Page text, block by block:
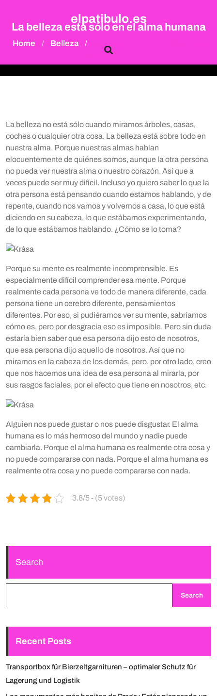
content
elpatibulo.es
La belleza está sólo en el alma humana
Home / Belleza /
La Belleza Está Sólo En El Alma
Humana
La belleza no está sólo cuando miramos árboles, casas,
coches o cualquier otra cosa. La belleza está sobre todo en
nuestra alma. Porque nuestras almas hablan
elocuentemente de quiénes somos, aunque la otra persona
no pueda ver nuestra alma o nuestro corazón. Así que a
veces puede ser muy difícil. Incluso yo quiero saber lo que la
otra persona está pensando cuando estamos hablando, y de
repente, cuando nos vamos y volvemos a casa, lo que está
diciendo en su cabeza, lo que estábamos experimentando,
de lo que estábamos hablando. ¿Cómo se lo toma?
Porque su mente es realmente incomprensible. Es
especialmente difícil comprender esa mente. Porque
realmente cada persona ve todo de manera diferente, cada
persona tiene un cerebro diferente, pensamientos
diferentes. Por eso, si pudiéramos ver su mente, sabríamos
cómo es, pero por desgracia eso es imposible. Pero sin duda
estaría bien saber que esa persona dijo esto de nosotros,
que esa persona dijo aquello de nosotros. Así que no
miramos en la cabeza de los demás, pero, por otro lado, creo
que nos hacemos una idea de esa persona al mirarla, por
sus rasgos faciales, por el efecto que tiene en nosotros, etc.
Alguien nos puede gustar o nos puede disgustar. El alma
humana es lo más hermoso del mundo y nadie puede
cambiarla. Porque el alma humana es realmente otra cosa y
no puede compararse con nada. Porque el alma humana es
realmente otra cosa y no puede compararse con nada.
3.8/5 - (5 votes)
Search
Search
Recent Posts
Transportbox für Bierzeltgarnituren – optimaler Schutz für
Lagerung und Logistik